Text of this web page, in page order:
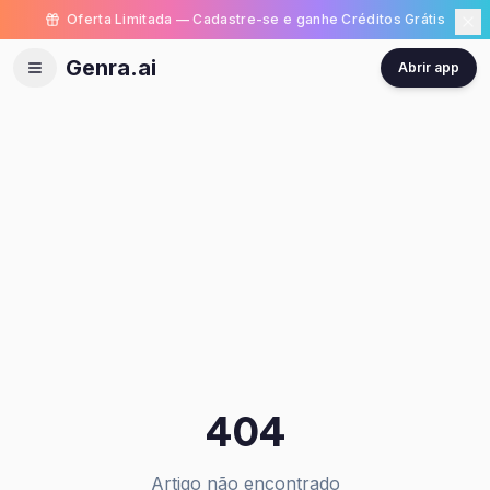
Oferta Limitada — Cadastre-se e ganhe Créditos Grátis
Genra.ai Abrir app
404
Artigo não encontrado